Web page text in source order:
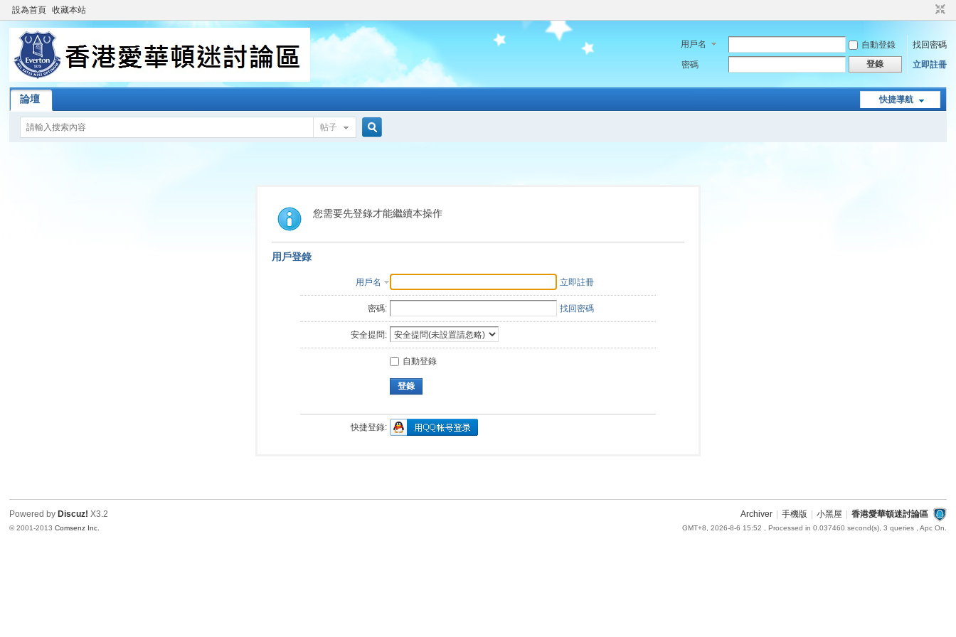
設為首頁 收藏本站
用戶名 自動登錄
找回密碼
密碼
登錄 立即註冊
快捷導航
論壇
帖子
索
您需要先登錄才能繼續本操作
用戶登錄
用戶名 立即註冊
密碼: 找回密碼
安全提問:
自動登錄
登錄
快捷登錄:
Archiver 手機版 小黑屋 香港愛華頓迷討論區
GMT+8, 2026-8-6 15:52 , Processed in 0.037460 second(s), 3 queries , Apc On.
Powered by Discuz! X3.2
© 2001-2013Comsenz Inc.